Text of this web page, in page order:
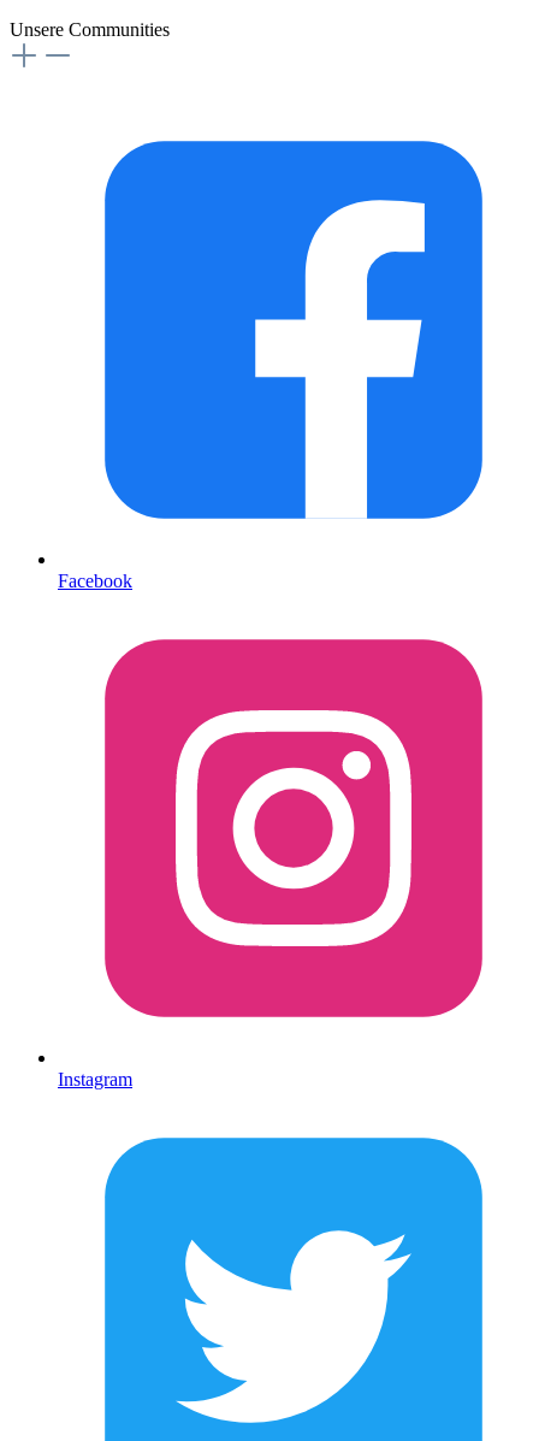
Unsere Communities
Facebook
Instagram